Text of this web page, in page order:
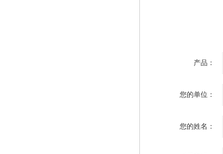
产品：
您的单位：
您的姓名：